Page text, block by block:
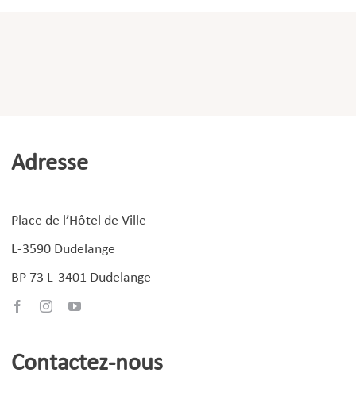
Adresse
Place de l’Hôtel de Ville
L-3590 Dudelange
BP 73 L-3401 Dudelange
Contactez-nous